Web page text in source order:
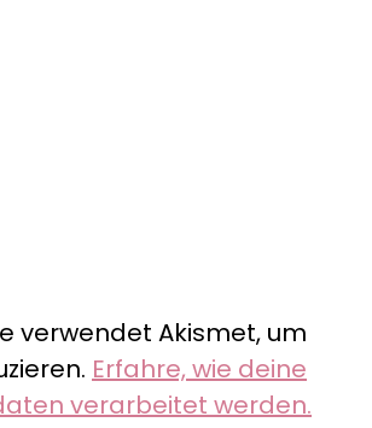
verwendet Akismet, um
Erfahre, wie deine
verarbeitet werden.